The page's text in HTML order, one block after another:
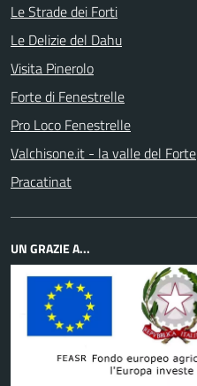
Le Strade dei Forti
Le Delizie del Dahu
Visita Pinerolo
Forte di Fenestrelle
Pro Loco Fenestrelle
Valchisone.it - la valle del Forte
Pracatinat
UN GRAZIE A...